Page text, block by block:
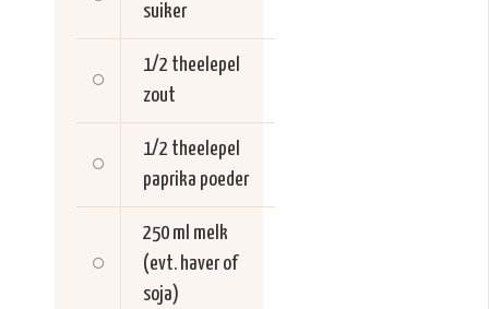
suiker
1/2 theelepel
zout
1/2 theelepel
paprika poeder
250 ml melk
(evt. haver of
soja)